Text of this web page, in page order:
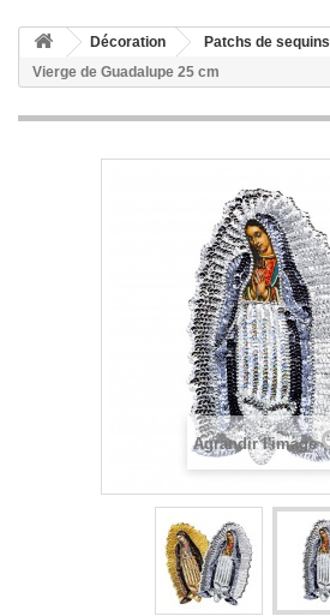
Décoration Patchs de sequins
Vierge de Guadalupe 25 cm
Agrandir l'image